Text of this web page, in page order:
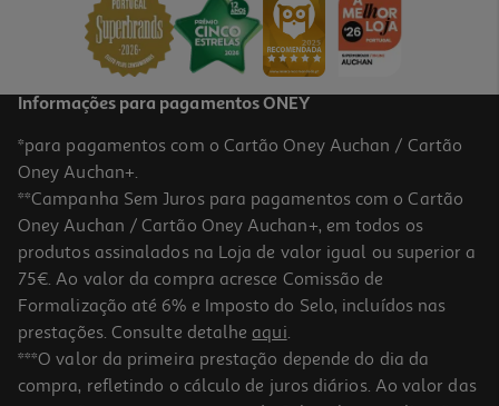
Informações para pagamentos ONEY
*para pagamentos com o Cartão Oney Auchan / Cartão
Oney Auchan+.
**Campanha Sem Juros para pagamentos com o Cartão
Oney Auchan / Cartão Oney Auchan+, em todos os
produtos assinalados na Loja de valor igual ou superior a
75€. Ao valor da compra acresce Comissão de
Formalização até 6% e Imposto do Selo, incluídos nas
prestações. Consulte detalhe aqui.
***O valor da primeira prestação depende do dia da
compra, refletindo o cálculo de juros diários. Ao valor das